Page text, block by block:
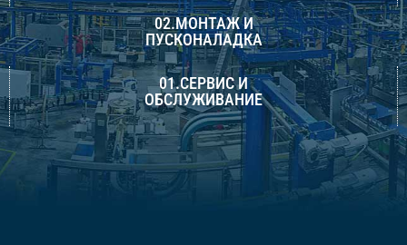
02.МОНТАЖ И
ПУСКОНАЛАДКА
01.СЕРВИС И
ОБСЛУЖИВАНИЕ